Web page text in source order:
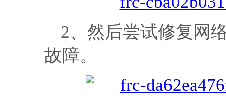
2、然后尝试修复网
故障。